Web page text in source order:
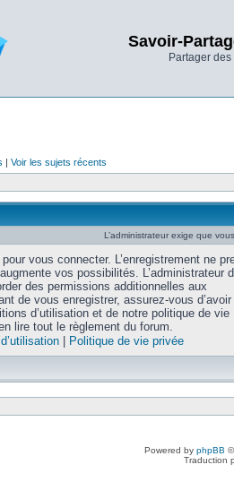
Savoir-
Partager
| Voir les sujets récents
L’administrateur exige que
vous connecter. L’enregistrement ne
vos possibilités. L’administrateur
des permissions additionnelles aux
de vous enregistrer, assurez-vous
d’utilisation et de notre politique de vie
lire tout le règlement du forum.
Politique de vie privée
Powered by phpBB
Traduction